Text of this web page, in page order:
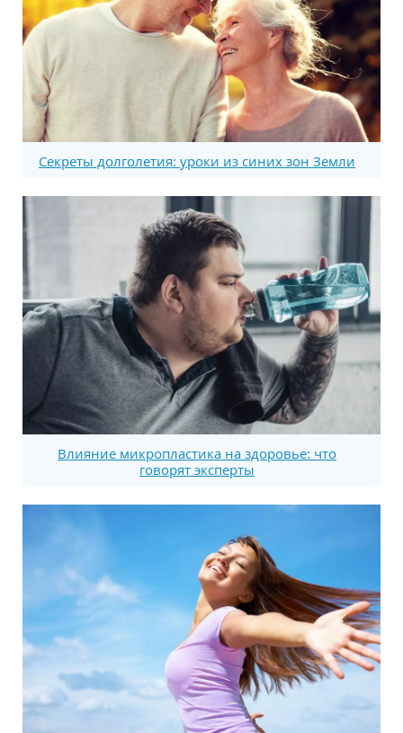
Секреты долголетия: уроки из синих зон Земли
Влияние микропластика на здоровье: что
говорят эксперты